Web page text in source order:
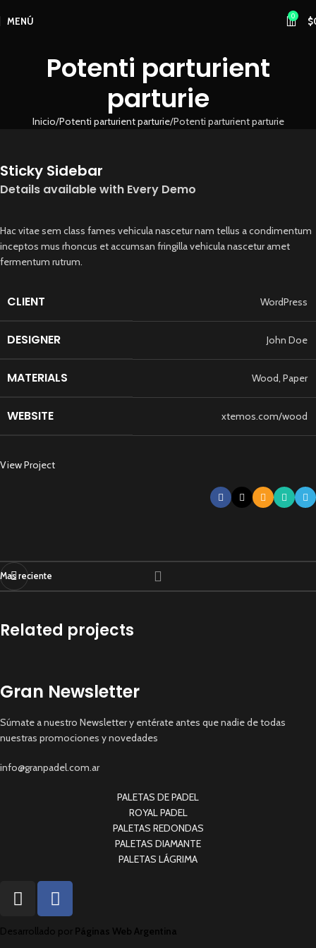
MENÚ 0 $
Potenti parturient
parturie
Inicio Potenti parturient parturie Potenti parturient parturie
Sticky Sidebar
Details available with Every Demo
Hac vitae sem class fames vehicula nascetur nam tellus a condimentum
inceptos mus rhoncus et accumsan fringilla vehicula nascetur amet
fermentum rutrum.
CLIENT WordPress
DESIGNER John Doe
MATERIALS Wood, Paper
WEBSITE xtemos.com/wood
View Project
Mas reciente
Related projects
Accessories
Imperdiet mauris a nontin
Gran Newsletter
Súmate a nuestro Newsletter y entérate antes que nadie de todas
nuestras promociones y novedades
info@granpadel.com.ar
PALETAS DE PADEL
ROYAL PADEL
PALETAS REDONDAS
PALETAS DIAMANTE
PALETAS LÁGRIMA
Desarrollado por Páginas Web Argentina